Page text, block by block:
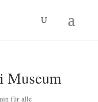
Museum
für alle